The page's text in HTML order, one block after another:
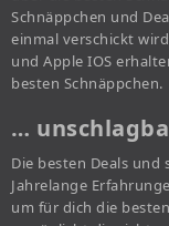
Schnäppchen und
einmal verschickt
und Apple IOS
besten Schnäppchen.
…
Die besten Deals und
Jahrelange
um für dich die